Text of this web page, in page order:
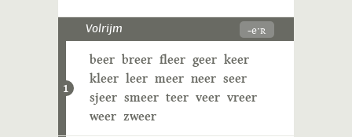
Volrijm -eˑʀ
1
beer breer fleer geer keer
kleer leer meer neer seer
sjeer smeer teer veer vreer
weer zweer